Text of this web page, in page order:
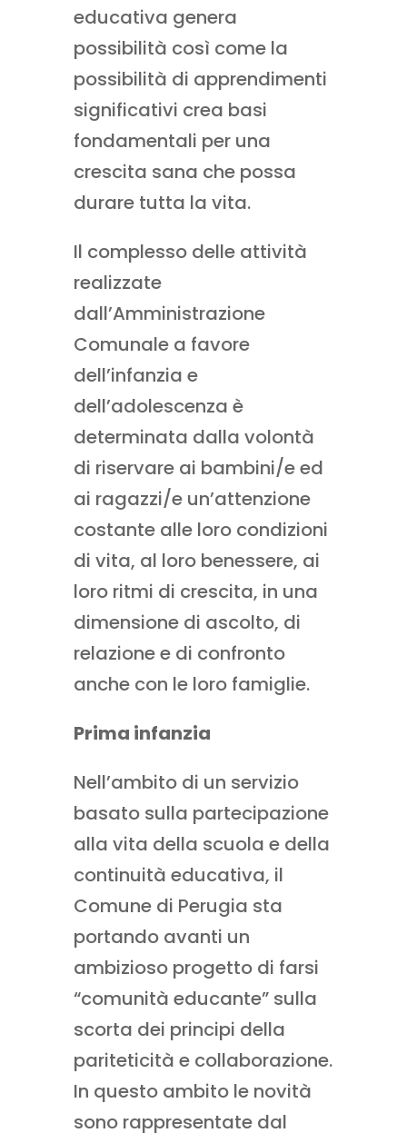
educativa genera
possibilità così come la
possibilità di apprendimenti
significativi crea basi
fondamentali per una
crescita sana che possa
durare tutta la vita.
Il complesso delle attività
realizzate
dall’Amministrazione
Comunale a favore
dell’infanzia e
dell’adolescenza è
determinata dalla volontà
di riservare ai bambini/e ed
ai ragazzi/e un’attenzione
costante alle loro condizioni
di vita, al loro benessere, ai
loro ritmi di crescita, in una
dimensione di ascolto, di
relazione e di confronto
anche con le loro famiglie.
Prima infanzia
Nell’ambito di un servizio
basato sulla partecipazione
alla vita della scuola e della
continuità educativa, il
Comune di Perugia sta
portando avanti un
ambizioso progetto di farsi
“comunità educante” sulla
scorta dei principi della
pariteticità e collaborazione.
In questo ambito le novità
sono rappresentate dal